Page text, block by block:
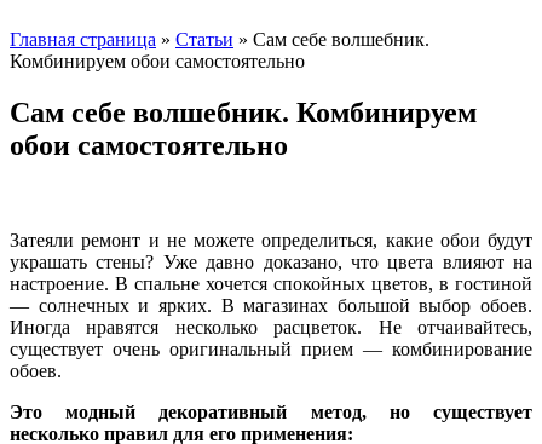
Главная страница » Статьи » Сам себе волшебник.
Комбинируем обои самостоятельно
Сам себе волшебник. Комбинируем
обои самостоятельно
Затеяли ремонт и не можете определиться, какие обои будут
украшать стены? Уже давно доказано, что цвета влияют на
настроение. В спальне хочется спокойных цветов, в гостиной
— солнечных и ярких. В магазинах большой выбор обоев.
Иногда нравятся несколько расцветок. Не отчаивайтесь,
существует очень оригинальный прием — комбинирование
обоев.
Это модный декоративный метод, но существует
несколько правил для его применения: